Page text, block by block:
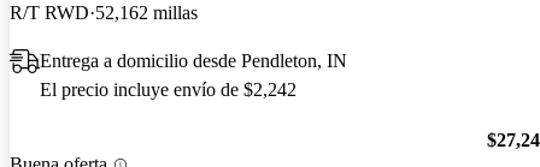
R/T RWD 52,162 millas
Entrega a domicilio desde Pendleton, IN
El precio incluye envío de $2,242